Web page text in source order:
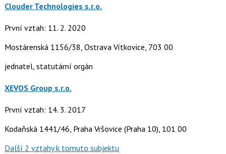
Clouder Technologies s.r.o.
První vztah: 11. 2. 2020
Mostárenská 1156/38, Ostrava Vítkovice, 703 00
jednatel, statutární orgán
XEVOS Group s.r.o.
První vztah: 14. 3. 2017
Kodaňská 1441/46, Praha Vršovice (Praha 10), 101 00
Další 2 vztahy k tomuto subjektu